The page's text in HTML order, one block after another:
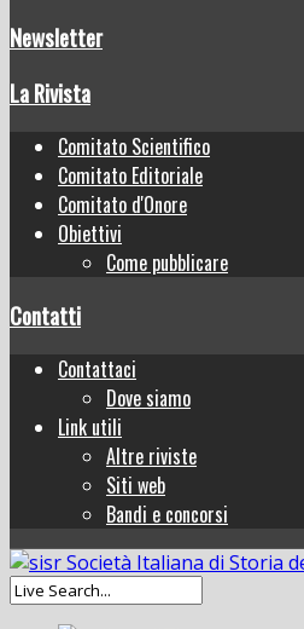
Newsletter
La Rivista
Comitato Scientifico
Comitato Editoriale
Comitato d'Onore
Obiettivi
Come pubblicare
Contatti
Contattaci
Dove siamo
Link utili
Altre riviste
Siti web
Bandi e concorsi